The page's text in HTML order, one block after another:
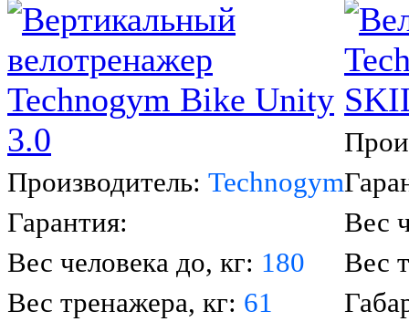
Производитель: Technogym
Гарантия:
Вес человека до, кг: 180
Вес тренажера, кг: 61
Вес
Вес